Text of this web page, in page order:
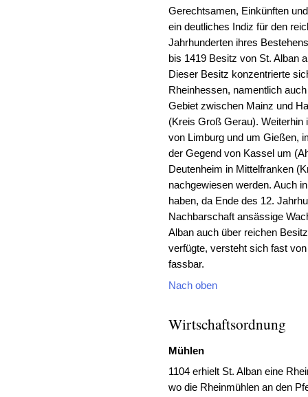
Gerechtsamen, Einkünften
ein deutliches Indiz für den
Jahrhunderten ihres
bis 1419 Besitz von St. Alban
Dieser Besitz konzentrierte
Rheinhessen, namentlich
Gebiet zwischen Mainz und
(Kreis Groß Gerau). Weiterhin
von Limburg und um Gießen,
der Gegend von Kassel um
Deutenheim in Mittelfranken
nachgewiesen werden. Auch
haben, da Ende des 12.
Nachbarschaft ansässige
Alban auch über reichen
verfügte, versteht sich fast
fassbar.
Nach oben
Wirtschaftsordnung
Mühlen
1104 erhielt St. Alban eine
wo die Rheinmühlen an den